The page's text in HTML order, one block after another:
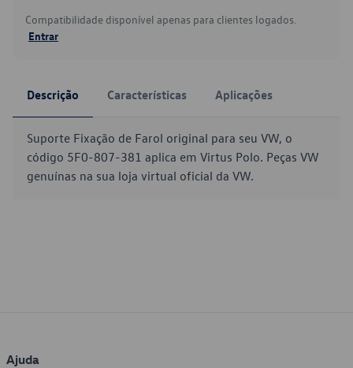
Compatibilidade disponível apenas para clientes logados.
Entrar
Descrição Características Aplicações
Suporte Fixação de Farol original para seu VW, o
código 5F0-807-381 aplica em Virtus Polo. Peças VW
genuínas na sua loja virtual oficial da VW.
Ajuda